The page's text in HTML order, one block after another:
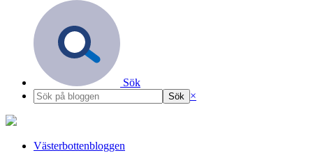
Sök
×
Västerbottenbloggen